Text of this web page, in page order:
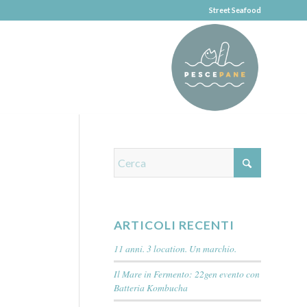
Street Seafood
ARTICOLI RECENTI
11 anni. 3 location. Un marchio.
Il Mare in Fermento: 22gen evento con
Batteria Kombucha